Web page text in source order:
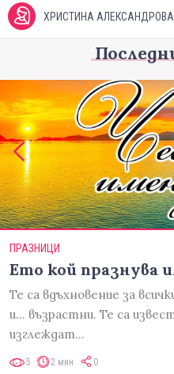
ХРИСТИНА АЛЕКСАНДРОВА
ПРАЗНИЦИ
Ето кой празнува
Те са вдъхновение за
и... възрастни. Те са
изглеждат…
5 2 мин 0